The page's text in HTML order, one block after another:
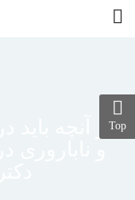
هر آنچه بایدTop